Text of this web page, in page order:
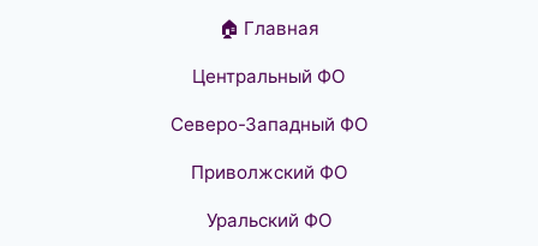
🏠 Главная
Центральный ФО
Северо-Западный ФО
Приволжский ФО
Уральский ФО